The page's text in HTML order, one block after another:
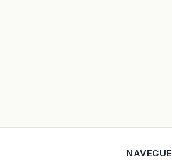
NAVEGUE